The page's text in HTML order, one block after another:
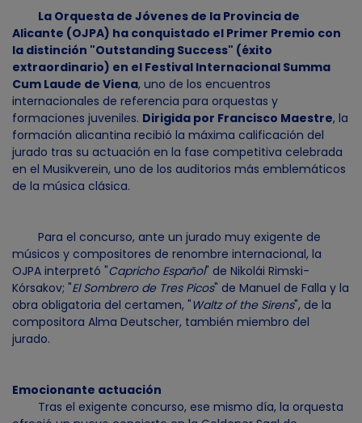
La Orquesta de Jóvenes de la Provincia de
Alicante (OJPA) ha conquistado el Primer Premio con
la distinción "Outstanding Success" (éxito
extraordinario) en el Festival Internacional Summa
Cum Laude de Viena, uno de los encuentros
internacionales de referencia para orquestas y
formaciones juveniles. Dirigida por Francisco Maestre, la
formación alicantina recibió la máxima calificación del
jurado tras su actuación en la fase competitiva celebrada
en el Musikverein, uno de los auditorios más emblemáticos
de la música clásica.
Para el concurso, ante un jurado muy exigente de
músicos y compositores de renombre internacional, la
OJPA interpretó "Capricho Español" de Nikolái Rimski-
Kórsakov; "El Sombrero de Tres Picos" de Manuel de Falla y la
obra obligatoria del certamen, "Waltz of the Sirens", de la
compositora Alma Deutscher, también miembro del
jurado.
Emocionante actuación
Tras el exigente concurso, ese mismo día, la orquesta